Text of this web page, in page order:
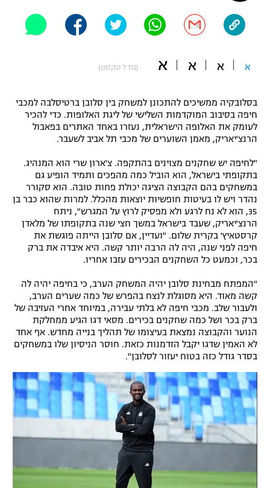
"מחצית בשכונה" – פודקאסט
משתתפים וזוכים בפרסים
תקנון עבור פעילות אלקטרה
טניס
גיימינג E-Sports
תנאי שימוש
מדיניות פרטיות
תקנון פעילות ספורט 1
רשיון להקרנה פומבית לבית עסק
הצטרפות לחבילת הערוצים
לוח דרושים – ג'ובנט
תגיות
המגזין
אופניים
פוטבול אמריקאי NFL
בייסבול MLB
ספורט אתגרי ואקסטרים
אומנויות לחימה
גיימינג E-Sports
א א א א (גודל טקסט)
בסלובקיה ממשיכים להתכונן למשחק בין סלובן ברטיסלבה למכבי
חיפה בסיבוב המוקדמות השלישי של ליגת האלופות. כדי להכיר
לעומק את האלופה הישראלית, נעזרו באחד האתרים בפאבול
הרנצ'יאריק, מאמן השוערים של מכבי תל אביב לשעבר.
"לחיפה יש שחקנים מצוינים בהתקפה. צ'ארון שרי הוא המנהיג.
בתקופתי בישראל, הוא הוביל כמה מהפכים ותמיד הופיע גם
במשחקים בהם הקבוצה הציגה יכולת פחות טובה. הוא סקורר
נהדר ויש לו בעיטות חופשיות יוצאות מהכלל. למרות שהוא כבר בן
35, הוא לא נח לרגע ולא מפסיק לרוץ על המגרש", ניתח
הרנצ'יאריק, שעבד בישראל במשך חצי שנה בתקופתו של מלאדן
קרסטאיץ' בקרית שלום. "ועדיין, אם סלובן הייתה פוגשת את
חיפה לפני שנה, היה לה הרבה יותר קשה. היא איבדה את ברק
בכר, וכמעט כל השחקנים הבכירים עזבו אחריו.
"המפתח מבחינת סלובן יהיה המשחק הערב, כי בחיפה יהיה לה
קשה מאוד. היא מסוגלת לנצח בהפרש של כמה שערים הערב,
ולעבור שלב. מכבי חיפה לא בלתי עבירה, במיוחד אחרי העזיבה של
ברק בכר ושל כמה שחקנים בכירים. מסאי דגו הגיע ממחלקת
הנוער והקבוצה נמצאת בעיצומו של תהליך בנייה מחדש. אף אחד
לא האמין שדגו יקבל הזדמנות כזאת. חוסר הניסיון שלו במשחקים
בסדר גודל כזה בטוח יעזור לסלובן".